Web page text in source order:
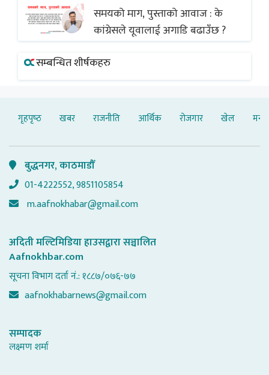
समयको माग, पुस्ताको आवाज : के
कांग्रेसले यूवालाई अगाडि बढाउँछ ?
सम्बन्धित शीर्षकहरु
गृहपृष्‍ठ खबर राजनीति आर्थिक रोजगार खेल
बुद्धनगर, काठमाडौँ
01-4222552, 9851105854
m.aafnokhabar@gmail.com
अदिती मल्टिमिडिया हाउसद्वारा सञ्चालित
Aafnokhbar.com
सूचना विभाग दर्ता नं.: १८८७/०७६-७७
aafnokhabarnews@gmail.com
सम्पादक
लक्ष्मण शर्मा